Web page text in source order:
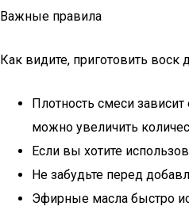
Важные правила
Как видите, приготовить
Плотность смеси
можно увеличить
Если вы хотите
Не забудьте перед
Эфирные масла быстро